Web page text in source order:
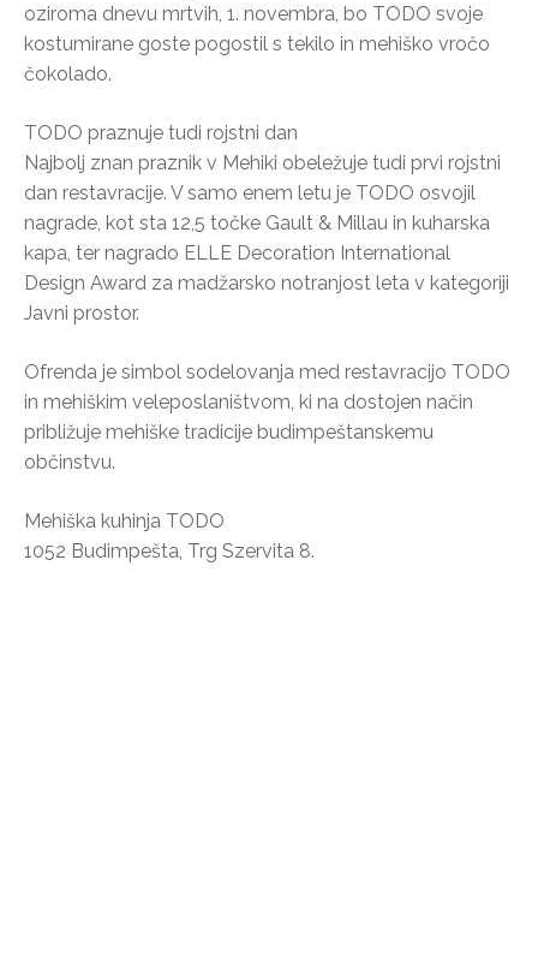
oziroma dnevu mrtvih, 1. novembra, bo TODO svoje
kostumirane goste pogostil s tekilo in mehiško vročo
čokolado.
TODO praznuje tudi rojstni dan
Najbolj znan praznik v Mehiki obeležuje tudi prvi rojstni
dan restavracije. V samo enem letu je TODO osvojil
nagrade, kot sta 12,5 točke Gault & Millau in kuharska
kapa, ter nagrado ELLE Decoration International
Design Award za madžarsko notranjost leta v kategoriji
Javni prostor.
Ofrenda je simbol sodelovanja med restavracijo TODO
in mehiškim veleposlaništvom, ki na dostojen način
približuje mehiške tradicije budimpeštanskemu
občinstvu.
Mehiška kuhinja TODO
1052 Budimpešta, Trg Szervita 8.